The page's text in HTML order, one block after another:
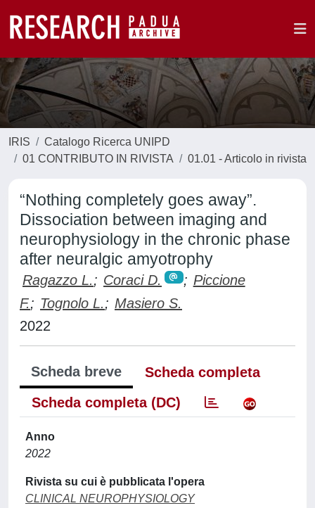
IRIS
Catalogo Ricerca UNIPD
01 CONTRIBUTO IN RIVISTA
01.01 - Articolo in rivista
“Nothing completely goes away”.
Dissociation between imaging and
neurophysiology in the chronic phase
after neuralgic amyotrophy
Ragazzo L.; Coraci D. ; Piccione
F.; Tognolo L.; Masiero S.
2022
Scheda breve
Scheda completa
Scheda completa (DC)
Anno
2022
Rivista su cui è pubblicata l'opera
CLINICAL NEUROPHYSIOLOGY